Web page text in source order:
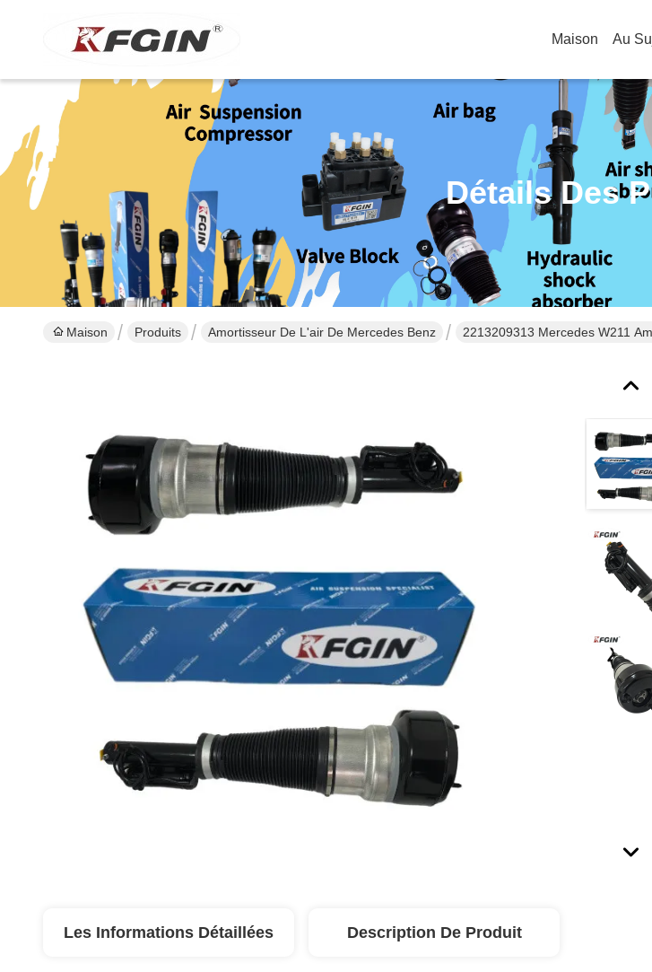
Maison Au
Détails Des
Maison Produits Amortisseur De L'air De Mercedes Benz 2213209313 Mercedes W211
Les Informations Détaillées Description De Produit